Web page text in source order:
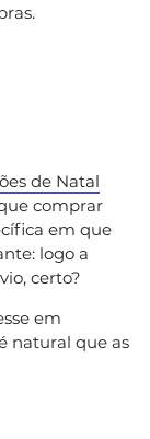
de Natal
comprar
em que
logo a
certo?
em
natural que as